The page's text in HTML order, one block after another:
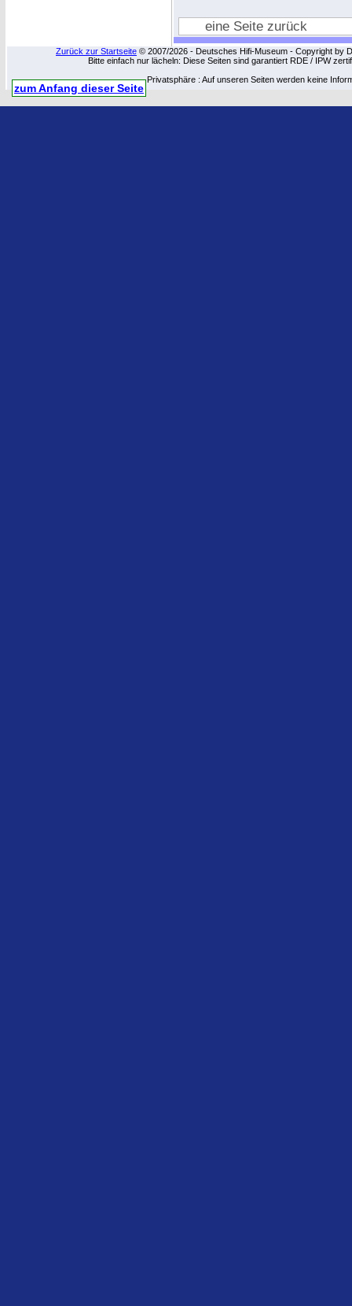
eine Seite zurück
Zurück zur Startseite © 2007/2026 - Deutsches Hifi-Museum - Copyright by
Bitte einfach nur lächeln: Diese Seiten sind garantiert RDE / IPW
Privatsphäre : Auf unseren Seiten werden keine
zum Anfang dieser Seite